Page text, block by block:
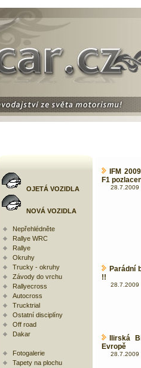
OJETÁ VOZIDLA
NOVÁ VOZIDLA
Nepřehlédněte
Rallye WRC
Rallye
Okruhy
Trucky - okruhy
Závody do vrchu
Rallyecross
Autocross
Trucktrial
Ostatní disciplíny
Off road
Dakar
Fotogalerie
Tapety na plochu
IFM
F1
28.7.2009
Parádní
!!
28.7.2009
Ilirská
Evropě
28.7.2009